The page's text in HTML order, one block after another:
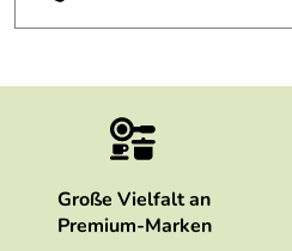
Große Vielfalt an
Premium-Marken